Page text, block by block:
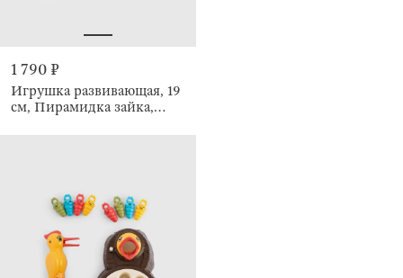
1 790 ₽
Игрушка развивающая, 19
см, Пирамидка зайка,